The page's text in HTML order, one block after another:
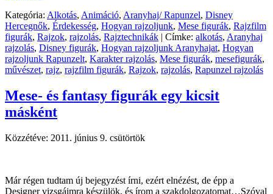
Kategória: Alkotás, Animáció, Aranyhaj/ Rapunzel, Disney
Hercegnők, Érdekesség, Hogyan rajzoljunk, Mese figurák, Rajzfilm
figurák, Rajzok, rajzolás, Rajztechnikák | Címke: alkotás, Aranyhaj
rajzolás, Disney figurák, Hogyan rajzoljunk Aranyhajat, Hogyan
rajzoljunk Rapunzelt, Karakter rajzolás, Mese figurák, mesefigurák,
művészet, rajz, rajzfilm figurák, Rajzok, rajzolás, Rapunzel rajzolás
Mese- és fantasy figurák egy kicsit
másként
Közzétéve: 2011. június 9. csütörtök
Már régen tudtam új bejegyzést írni, ezért elnézést, de épp a
Designer vizsgáimra készülök, és írom a szakdolgozatomat…Szóval